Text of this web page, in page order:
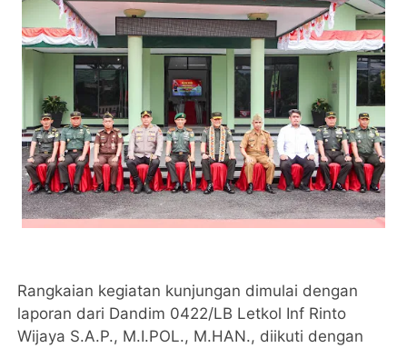
Rangkaian kegiatan kunjungan dimulai dengan
laporan dari Dandim 0422/LB Letkol Inf Rinto
Wijaya S.A.P., M.I.POL., M.HAN., diikuti dengan